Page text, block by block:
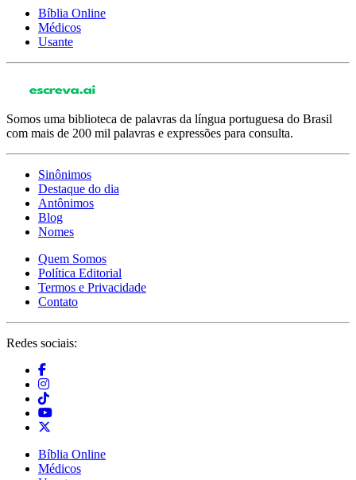
Bíblia Online
Médicos
Usante
Somos uma biblioteca de palavras da língua portuguesa do Brasil
com mais de 200 mil palavras e expressões para consulta.
Sinônimos
Destaque do dia
Antônimos
Blog
Nomes
Quem Somos
Política Editorial
Termos e Privacidade
Contato
Redes sociais:
Bíblia Online
Médicos